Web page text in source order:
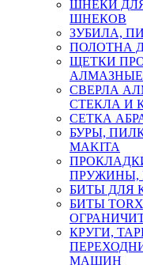
ШНЕКИ
ШНЕКОВ
ЗУБИЛА,
ПОЛОТНА
ЩЕТКИ
АЛМАЗНЫЕ
СВЕРЛА
СТЕКЛА И
СЕТКА
БУРЫ,
MAKITA
ПРУЖИНЫ,
БИТЫ ДЛЯ
БИТЫ
КРУГИ,
МАШИН